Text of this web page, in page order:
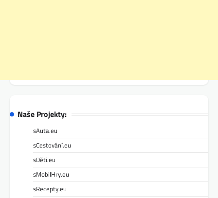
Naše Projekty:
sAuta.eu
sCestování.eu
sDěti.eu
sMobilHry.eu
sRecepty.eu